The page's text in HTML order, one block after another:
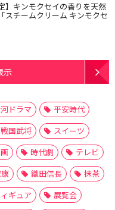
】キンモクセイの香りを天然
スチームクリーム キンモクセ
示
ドラマ
平安時代
戦国武将
スイーツ
時代劇
テレビ
織田信長
抹茶
ギュア
展覧会